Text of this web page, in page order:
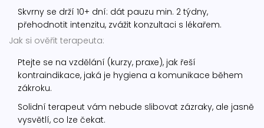
Skvrny se drží 10+ dní: dát pauzu min. 2 týdny,
přehodnotit intenzitu, zvážit konzultaci s lékařem.
Jak si ověřit terapeuta:
Ptejte se na vzdělání (kurzy, praxe), jak řeší
kontraindikace, jaká je hygiena a komunikace během
zákroku.
Solidní terapeut vám nebude slibovat zázraky, ale jasně
vysvětlí, co lze čekat.